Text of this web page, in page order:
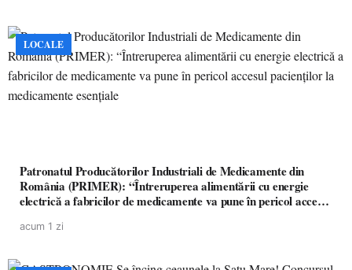
LOCALE
Patronatul Producătorilor Industriali de Medicamente din
România (PRIMER): “Întreruperea alimentării cu energie
electrică a fabricilor de medicamente va pune în pericol accesul
acum 1 zi